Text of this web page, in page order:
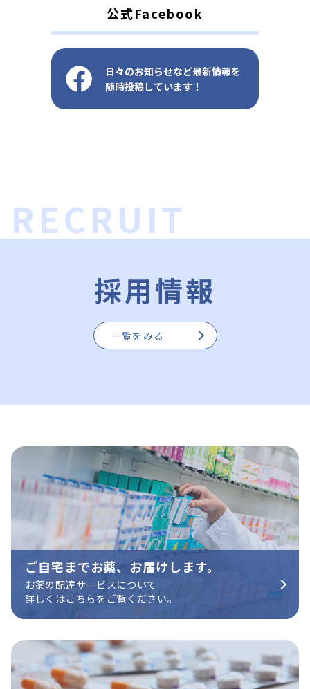
公式Facebook
日々のお知らせなど最新情報を
随時投稿しています！
採用情報
一覧をみる
ご自宅までお薬、お届けします。
お薬の配達サービスについて
詳しくはこちらをご覧ください。